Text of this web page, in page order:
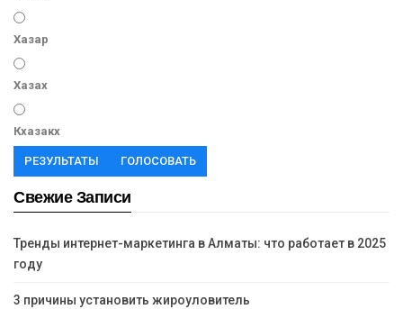
Хазар
Хазах
Кхазакх
РЕЗУЛЬТАТЫ ГОЛОСОВАТЬ
Свежие Записи
Тренды интернет-маркетинга в Алматы: что работает в 2025
году
3 причины установить жироуловитель